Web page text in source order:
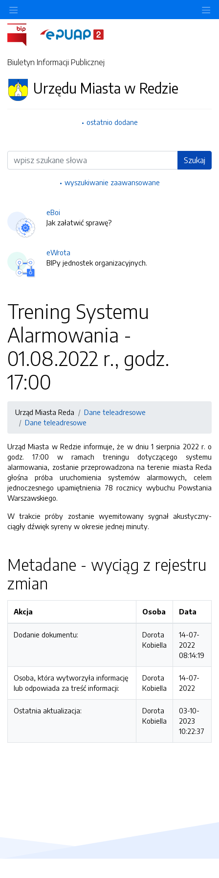
Biuletyn Informacji Publicznej
Urzędu Miasta w Redzie
ostatnio dodane
Wyszukiwarka Szukaj
wyszukiwanie zaawansowane
eBoi
Jak załatwić sprawę?
eWrota
BIPy jednostek organizacyjnych.
Trening Systemu
Alarmowania -
01.08.2022 r., godz.
17:00
Urząd Miasta Reda
Dane teleadresowe
Dane teleadresowe
Urząd Miasta w Redzie informuje, że w dniu 1 sierpnia 2022 r. o
godz. 17:00 w ramach treningu dotyczącego systemu
alarmowania, zostanie przeprowadzona na terenie miasta Reda
głośna próba uruchomienia systemów alarmowych, celem
jednoczesnego upamiętnienia 78 rocznicy wybuchu Powstania
Warszawskiego.
W trakcie próby zostanie wyemitowany sygnał akustyczny-
ciągły dźwięk syreny w okresie jednej minuty.
Metadane - wyciąg z rejestru
zmian
Akcja Osoba Data
Dodanie dokumentu:
Dorota
Kobiella
14-07-
2022
08:14:19
Osoba, która wytworzyła informację
lub odpowiada za treść informacji:
Dorota
Kobiella
14-07-
2022
Ostatnia aktualizacja:
Dorota
Kobiella
03-10-
2023
10:22:37